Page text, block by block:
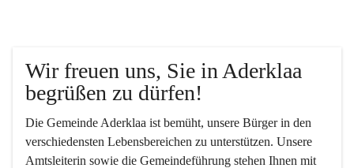
Wir freuen uns, Sie in Aderklaa
begrüßen zu dürfen!
Die Gemeinde Aderklaa ist bemüht, unsere Bürger in den
verschiedensten Lebensbereichen zu unterstützen. Unsere
Amtsleiterin sowie die Gemeindeführung stehen Ihnen mit